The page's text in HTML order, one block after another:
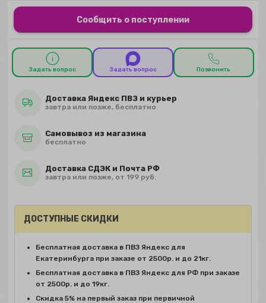
Сообщить о поступлении
Задать вопрос Задать вопрос Позвонить
Доставка Яндекс ПВЗ и курьер
завтра или позже, бесплатно
Самовывоз из магазина
бесплатно
Доставка СДЭК и Почта РФ
завтра или позже, от 199 руб.
ДОСТУПНЫЕ СКИДКИ
Бесплатная доставка в ПВЗ Яндекс для
Екатеринбурга при заказе от 2500р. и до 21кг.
Бесплатная доставка в ПВЗ Яндекс для РФ при заказе
от 2500р. и до 19кг.
Скидка 5% на первый заказ при первичной